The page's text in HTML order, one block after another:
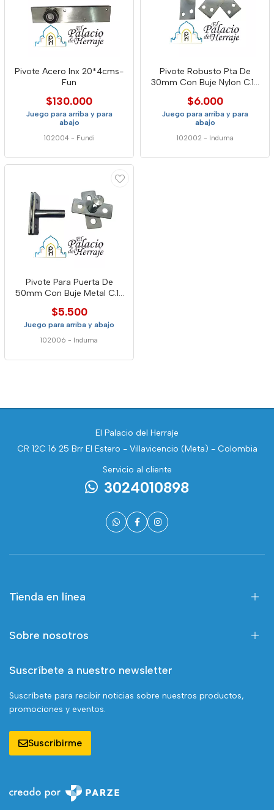
Pivote Acero Inx 20*4cms-
Fun
$130.000
Juego para arriba y para
abajo
102004 - Fundi
Pivote Robusto Pta De
30mm Con Buje Nylon C.12
$6.000
Juego para arriba y para
abajo
102002 - Induma
Pivote Para Puerta De
50mm Con Buje Metal C.12
$5.500
Juego para arriba y abajo
102006 - Induma
El Palacio del Herraje
CR 12C 16 25 Brr El Estero - Villavicencio (Meta) - Colombia
Servicio al cliente
3024010898
Tienda en línea
Sobre nosotros
Suscríbete a nuestro newsletter
Suscríbete para recibir noticias sobre nuestros productos,
promociones y eventos.
Suscribirme